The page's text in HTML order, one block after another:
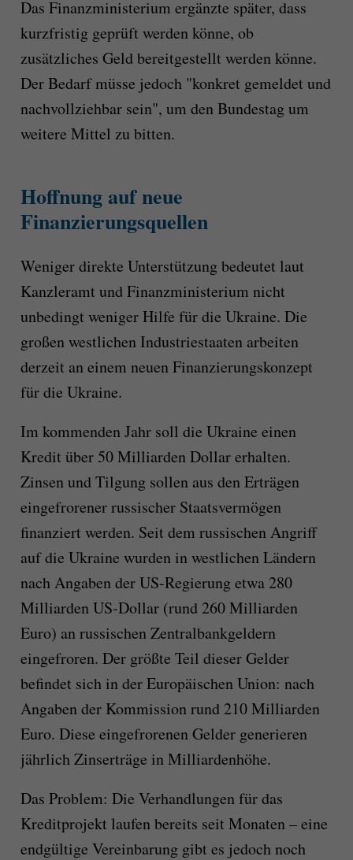
Das Finanzministerium ergänzte später, dass
kurzfristig geprüft werden könne, ob
zusätzliches Geld bereitgestellt werden könne.
Der Bedarf müsse jedoch "konkret gemeldet und
nachvollziehbar sein", um den Bundestag um
weitere Mittel zu bitten.
Hoffnung auf neue
Finanzierungsquellen
Weniger direkte Unterstützung bedeutet laut
Kanzleramt und Finanzministerium nicht
unbedingt weniger Hilfe für die Ukraine. Die
großen westlichen Industriestaaten arbeiten
derzeit an einem neuen Finanzierungskonzept
für die Ukraine.
Im kommenden Jahr soll die Ukraine einen
Kredit über 50 Milliarden Dollar erhalten.
Zinsen und Tilgung sollen aus den Erträgen
eingefrorener russischer Staatsvermögen
finanziert werden. Seit dem russischen Angriff
auf die Ukraine wurden in westlichen Ländern
nach Angaben der US-Regierung etwa 280
Milliarden US-Dollar (rund 260 Milliarden
Euro) an russischen Zentralbankgeldern
eingefroren. Der größte Teil dieser Gelder
befindet sich in der Europäischen Union: nach
Angaben der Kommission rund 210 Milliarden
Euro. Diese eingefrorenen Gelder generieren
jährlich Zinserträge in Milliardenhöhe.
Das Problem: Die Verhandlungen für das
Kreditprojekt laufen bereits seit Monaten – eine
endgültige Vereinbarung gibt es jedoch noch